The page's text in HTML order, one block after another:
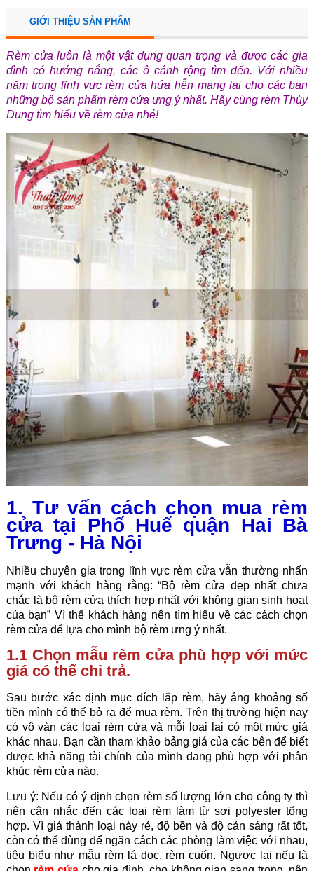
GIỚI THIỆU SẢN PHẨM
Rèm cửa luôn là một vật dụng quan trọng và được các gia
đình có hướng nắng, các ô cánh rộng tìm đến. Với nhiều
năm trong lĩnh vực rèm cửa hứa hễn mang lại cho các bạn
những bộ sản phẩm rèm cửa ưng ý nhất. Hãy cùng rèm Thùy
Dung tìm hiểu về rèm cửa nhé!
1. Tư vấn cách chọn mua rèm
cửa tại Phố Huế quận Hai Bà
Trưng - Hà Nội
Nhiều chuyên gia trong lĩnh vực rèm cửa vẫn thường nhấn
mạnh với khách hàng rằng: “Bộ rèm cửa đẹp nhất chưa
chắc là bộ rèm cửa thích hợp nhất với không gian sinh hoạt
của bạn” Vì thế khách hàng nên tìm hiểu về các cách chọn
rèm cửa để lựa cho mình bộ rèm ưng ý nhất.
1.1 Chọn mẫu rèm cửa phù hợp với mức
giá có thể chi trả.
Sau bước xác định mục đích lắp rèm, hãy áng khoảng số
tiền mình có thể bỏ ra để mua rèm. Trên thị trường hiện nay
có vô vàn các loại rèm cửa và mỗi loại lại có một mức giá
khác nhau. Bạn cần tham khảo bảng giá của các bên để biết
được khả năng tài chính của mình đang phù hợp với phân
khúc rèm cửa nào.
Lưu ý: Nếu có ý định chọn rèm số lượng lớn cho công ty thì
nên cân nhắc đến các loại rèm làm từ sợi polyester tổng
hợp. Vì giá thành loại này rẻ, độ bền và độ cản sáng rất tốt,
còn có thể dùng để ngăn cách các phòng làm việc với nhau,
tiêu biểu như mẫu rèm lá dọc, rèm cuốn. Ngược lại nếu là